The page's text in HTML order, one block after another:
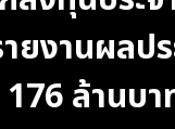
ยงานผลป
ล้านบา